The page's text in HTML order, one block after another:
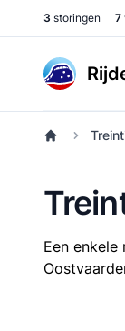
3 storingen 7
Een